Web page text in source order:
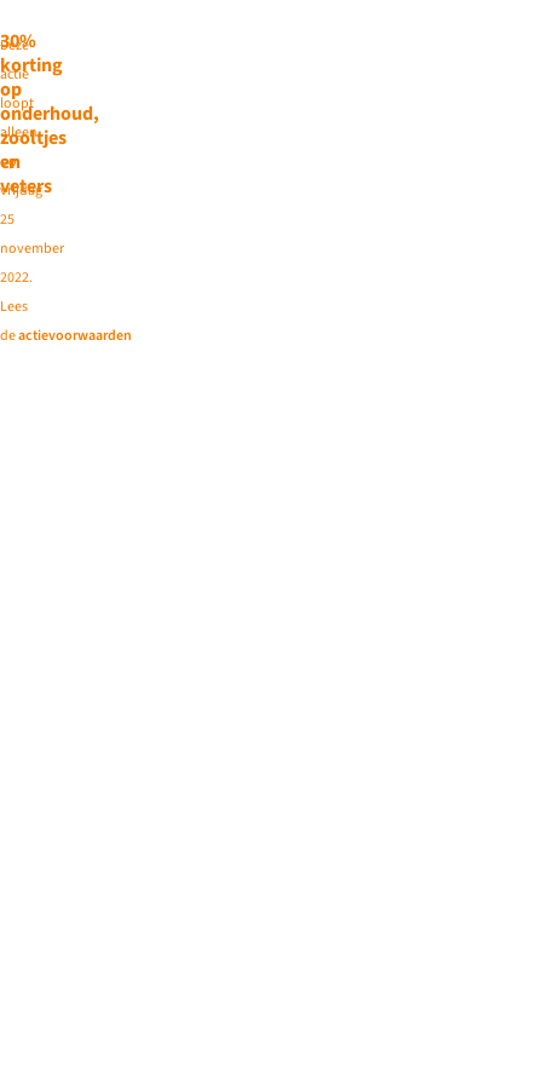
30%
korting
op
onderhoud,
zooltjes
en
veters
Deze
actie
loopt
alleen
op
vrijdag
25
november
2022.
Lees
deactievoorwaarden